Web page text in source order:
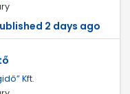
2 days ago
Kft.